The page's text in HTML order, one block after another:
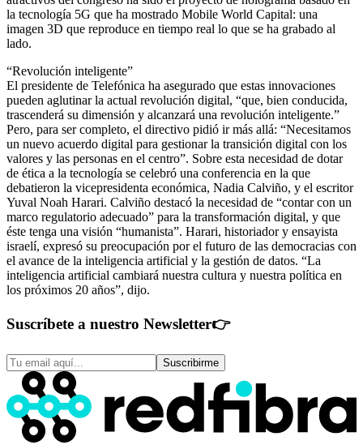
la tecnología 5G que ha mostrado Mobile World Capital: una
imagen 3D que reproduce en tiempo real lo que se ha grabado al
lado.
“Revolución inteligente”
El presidente de Telefónica ha asegurado que estas innovaciones
pueden aglutinar la actual revolución digital, “que, bien conducida,
trascenderá su dimensión y alcanzará una revolución inteligente.”
Pero, para ser completo, el directivo pidió ir más allá: “Necesitamos
un nuevo acuerdo digital para gestionar la transición digital con los
valores y las personas en el centro”. Sobre esta necesidad de dotar
de ética a la tecnología se celebró una conferencia en la que
debatieron la vicepresidenta económica, Nadia Calviño, y el escritor
Yuval Noah Harari. Calviño destacó la necesidad de “contar con un
marco regulatorio adecuado” para la transformación digital, y que
éste tenga una visión “humanista”. Harari, historiador y ensayista
israelí, expresó su preocupación por el futuro de las democracias con
el avance de la inteligencia artificial y la gestión de datos. “La
inteligencia artificial cambiará nuestra cultura y nuestra política en
los próximos 20 años”, dijo.
Suscríbete a nuestro Newsletter👉
Suscribirme